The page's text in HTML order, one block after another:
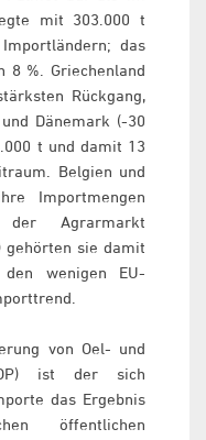
mit 303.000 t
das
8 %. Griechenland
Rückgang,
Dänemark (-30
t und damit 13
Belgien und
Importmengen
Agrarmarkt
gehörten sie damit
wenigen EU-
von Oel- und
ist der sich
das Ergebnis
öffentlichen